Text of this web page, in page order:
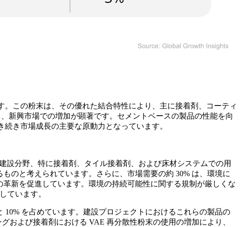
この粉末は、その優れた結合特性により、主に接着剤、コーティ
新興市場での増加が顕著です。セメントベースの製品の性能を向
き市場成長の主要な原動力となっています。
分野、特に接着剤、タイル接着剤、および床材システムでの用
のと考えられています。さらに、市場需要の約 30% は、環境に
新を促進しています。環境の持続可能性に関する規制が厳しくな
ています。
を占めています。建設プロジェクトにおけるこれらの製品の
および接着剤における VAE 再分散性粉末の使用の増加により、